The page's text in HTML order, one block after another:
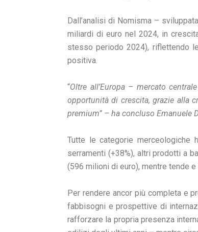
Dall’analisi di Nomisma –
miliardi di euro nel 2024, in
stesso periodo 2024), riflettendo
positiva.
“Oltre all’Europa – mercato
opportunità di crescita, grazie alla
premium” – ha concluso Emanuele
Tutte le categorie merceologiche
serramenti (+38%), altri prodotti a
(596 milioni di euro), mentre tende
Per rendere ancor più completa e
fabbisogni e prospettive di
rafforzare la propria presenza